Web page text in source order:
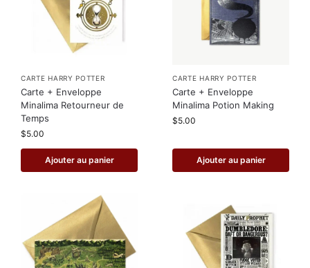
CARTE HARRY POTTER
Carte + Enveloppe
Minalima Retourneur de
Temps
$5.00
Ajouter au panier
CARTE HARRY POTTER
Carte + Enveloppe
Minalima Potion Making
$5.00
Ajouter au panier